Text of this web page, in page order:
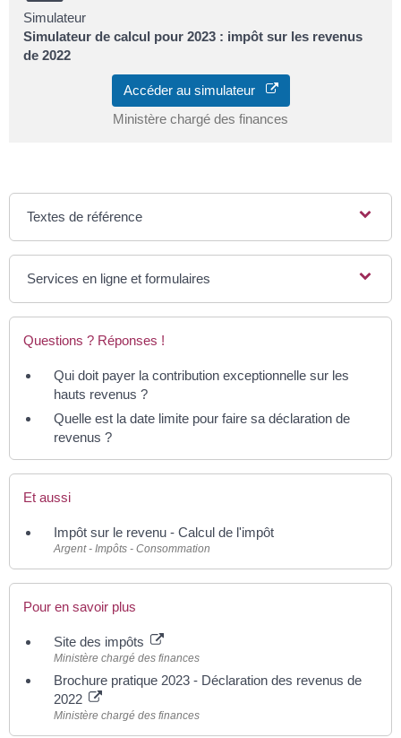
Simulateur
Simulateur de calcul pour 2023 : impôt sur les revenus
de 2022
Accéder au simulateur
Ministère chargé des finances
Textes de référence
Services en ligne et formulaires
Questions ? Réponses !
Qui doit payer la contribution exceptionnelle sur les
hauts revenus ?
Quelle est la date limite pour faire sa déclaration de
revenus ?
Et aussi
Impôt sur le revenu - Calcul de l'impôt
Argent - Impôts - Consommation
Pour en savoir plus
Site des impôts
Ministère chargé des finances
Brochure pratique 2023 - Déclaration des revenus de
2022
Ministère chargé des finances